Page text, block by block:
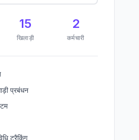
15
खिलाड़ी
2
कर्मचारी
प्रबंधन
ट्रैकिंग